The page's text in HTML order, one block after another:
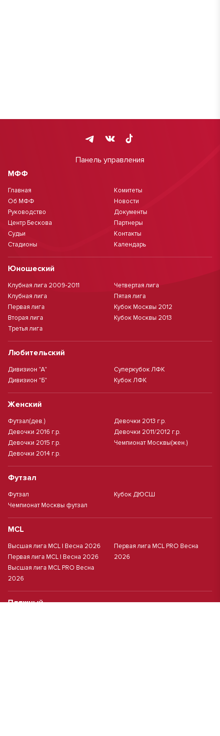
Панель управления
МФФ
Главная
Об МФФ
Руководство
Центр Бескова
Судьи
Стадионы
Комитеты
Новости
Документы
Партнеры
Контакты
Календарь
Юношеский
Клубная лига 2009-2011
Клубная лига
Первая лига
Вторая лига
Третья лига
Четвертая лига
Пятая лига
Кубок Москвы 2012
Кубок Москвы 2013
Любительский
Дивизион "А"
Дивизион "Б"
Суперкубок ЛФК
Кубок ЛФК
Женский
Футзал(дев.)
Девочки 2016 г.р.
Девочки 2015 г.р.
Девочки 2014 г.р.
Девочки 2013 г.р.
Девочки 2011/2012 г.р.
Чемпионат Москвы(жен.)
Футзал
Футзал
Чемпионат Москвы футзал
Кубок ДЮСШ
MCL
Высшая лига MCL | Весна 2026
Первая лига MCL | Весна 2026
Высшая лига MCL PRO Весна
2026
Первая лига MCL PRO Весна
2026
Пляжный